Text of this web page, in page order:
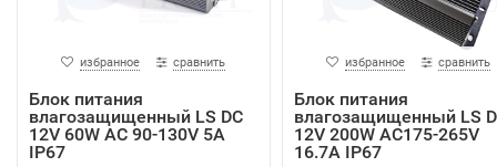
избранное сравнить
Блок питания
влагозащищенный LS DC
12V 60W AC 90-130V 5A
IP67
избранное сравнить
Блок питания
влагозащищенный LS
12V 200W AC175-265V
16.7A IP67